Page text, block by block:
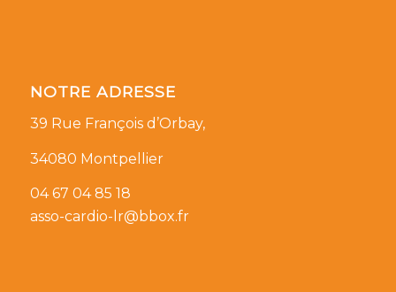
NOTRE ADRESSE
39 Rue François d’Orbay,
34080 Montpellier
04 67 04 85 18
asso-cardio-lr@bbox.fr